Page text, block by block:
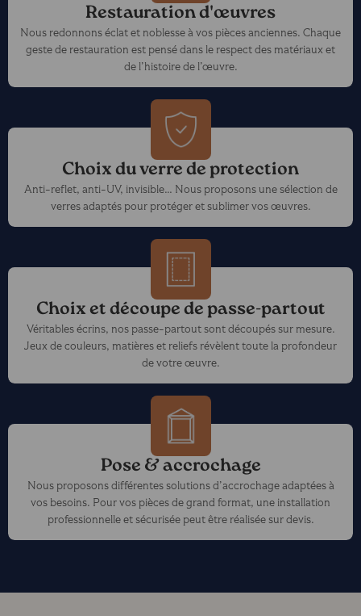
Restauration d'œuvres
Nous redonnons éclat et noblesse à vos pièces anciennes. Chaque
geste de restauration est pensé dans le respect des matériaux et
de l’histoire de l’œuvre.
Choix du verre de protection
Anti-reflet, anti-UV, invisible… Nous proposons une sélection de
verres adaptés pour protéger et sublimer vos œuvres.
Choix et découpe de passe-partout
Véritables écrins, nos passe-partout sont découpés sur mesure.
Jeux de couleurs, matières et reliefs révèlent toute la profondeur
de votre œuvre.
Pose & accrochage
Nous proposons différentes solutions d’accrochage adaptées à
vos besoins. Pour vos pièces de grand format, une installation
professionnelle et sécurisée peut être réalisée sur devis.